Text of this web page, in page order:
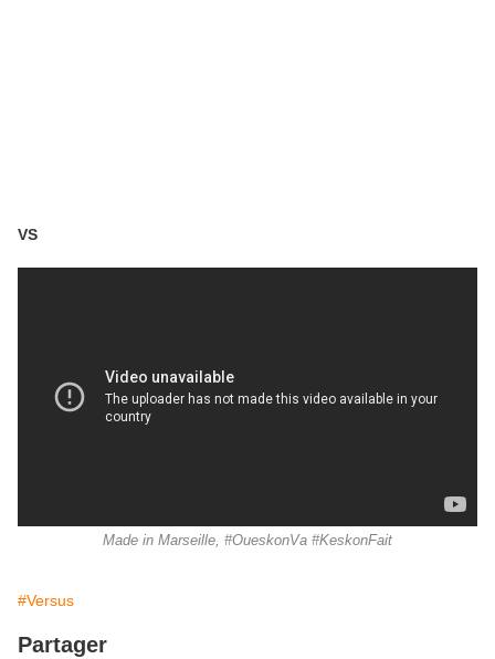
VS
Made in Marseille, #OueskonVa #KeskonFait
#Versus
Partager